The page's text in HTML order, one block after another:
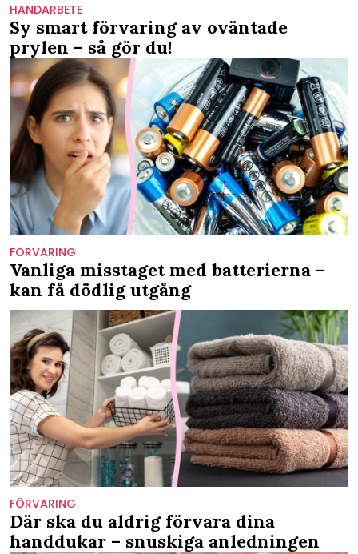
HANDARBETE
Sy smart förvaring av oväntade
prylen – så gör du!
FÖRVARING
Vanliga misstaget med batterierna –
kan få dödlig utgång
FÖRVARING
Där ska du aldrig förvara dina
handdukar – snuskiga anledningen